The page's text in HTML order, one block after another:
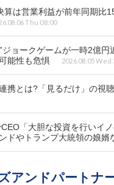
算は営業利益が前年同期比
Thu 08:00
ジョークゲームが一時2億
能性も危惧
2026.08.05 Wed
携とは?「見るだけ」の視
「大胆な投資を行いイ
ドやトランプ大統領の娘婿
アンドパートナ